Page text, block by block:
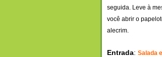
seguida. Leve à
você abrir o
alecrim.
Entrada: Salada